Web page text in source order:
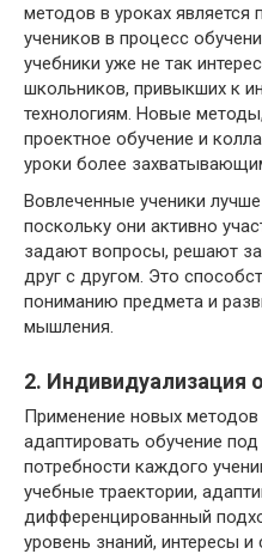
методов в уроках
учеников в процесс
учебники уже не так
школьников, привыкших к
технологиям. Новые
проектное обучение и
уроки более
Вовлеченные ученики
поскольку они активно
задают вопросы, решают
друг с другом. Это
пониманию предмета и
мышления.
2. Индивидуализация
Применение новых методов
адаптировать обучение
потребности каждого
учебные траектории,
дифференцированный
уровень знаний, интересы